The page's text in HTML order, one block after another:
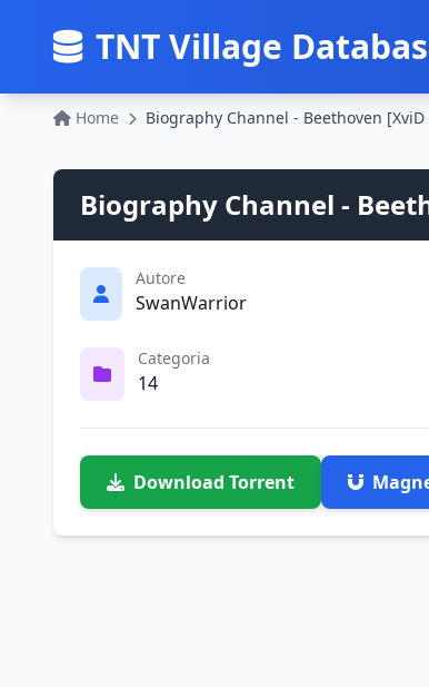
TNT Village
Home Biography Channel - Beethoven
Biography Channel -
Autore
SwanWarrior
Categoria
14
Download Torrent